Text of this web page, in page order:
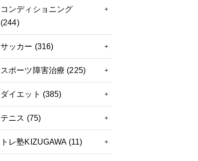
コンディショニング
(244)
サッカー (316)
スポーツ障害治療 (225)
ダイエット (385)
テニス (75)
トレ塾KIZUGAWA (11)